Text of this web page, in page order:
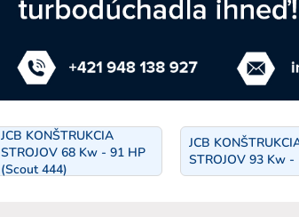
JCB KONŠTRUKCIA
STROJOV 68 Kw - 91 HP
(Scout 444)
JCB
STROJOV 93 Kw -